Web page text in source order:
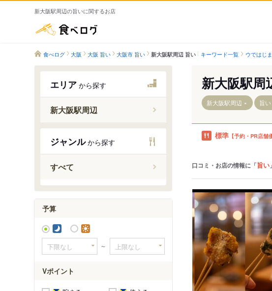
新大阪駅周辺の旨いに関するお店
食べログ 大阪 大阪 旨い 大阪市 旨い 新大阪駅周辺 旨い キーワード一覧 ウではじ
エリア から探す
新大阪駅周辺
東淀川駅
東三国駅
西中島南方駅
南方駅
ジャンルから探す
すべて
予算
～
Vポイント
新大阪駅周
新大阪駅周辺 旨い
標準 【予約・PR店舗
口コミ・お店の情報に「旨い